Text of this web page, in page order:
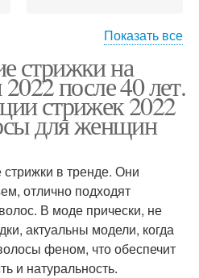
волосы
Показать все
стрижки на
после 40 лет.
стрижек 2022
для женщин
в тренде. Они
отлично подходят
В моде прически, не
актуальны модели, когда
феном, что обеспечит
и натуральность.